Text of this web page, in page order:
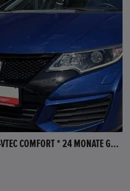
HONDA CIVIC CIVIC 1.4 I-VTEC COMFORT * 24 MONATE GARANTIE *